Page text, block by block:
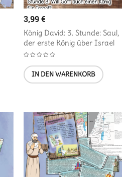
3,99€
König David: 3. Stunde: Saul,
der erste König über Israel
IN DEN WARENKORB